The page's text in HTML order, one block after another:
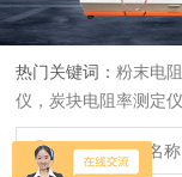
热门关键词：粉末电
仪，炭块电阻率测定
炭块热膨胀仪，炭块